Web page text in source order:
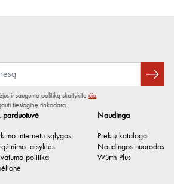
69 dB
560 mm
370 mm
parduotuvė
internetu sąlygos
taisyklės
politika
Naudinga
Prekių katalogai
Naudingos nuorodos
Würth Plus
ir saugumo politiką skaitykite čia.
tiesioginę rinkodarą.